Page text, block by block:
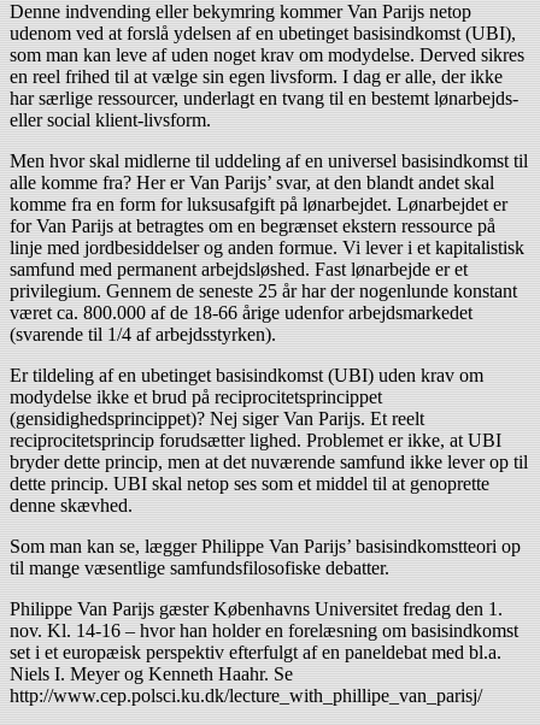
Denne indvending eller bekymring kommer Van Parijs netop
udenom ved at forslå ydelsen af en ubetinget basisindkomst (UBI),
som man kan leve af uden noget krav om modydelse. Derved sikres
en reel frihed til at vælge sin egen livsform. I dag er alle, der ikke
har særlige ressourcer, underlagt en tvang til en bestemt lønarbejds-
eller social klient-livsform.
Men hvor skal midlerne til uddeling af en universel basisindkomst til
alle komme fra? Her er Van Parijs’ svar, at den blandt andet skal
komme fra en form for luksusafgift på lønarbejdet. Lønarbejdet er
for Van Parijs at betragtes om en begrænset ekstern ressource på
linje med jordbesiddelser og anden formue. Vi lever i et kapitalistisk
samfund med permanent arbejdsløshed. Fast lønarbejde er et
privilegium. Gennem de seneste 25 år har der nogenlunde konstant
været ca. 800.000 af de 18-66 årige udenfor arbejdsmarkedet
(svarende til 1/4 af arbejdsstyrken).
Er tildeling af en ubetinget basisindkomst (UBI) uden krav om
modydelse ikke et brud på reciprocitetsprincippet
(gensidighedsprincippet)? Nej siger Van Parijs. Et reelt
reciprocitetsprincip forudsætter lighed. Problemet er ikke, at UBI
bryder dette princip, men at det nuværende samfund ikke lever op til
dette princip. UBI skal netop ses som et middel til at genoprette
denne skævhed.
Som man kan se, lægger Philippe Van Parijs’ basisindkomstteori op
til mange væsentlige samfundsfilosofiske debatter.
Philippe Van Parijs gæster Københavns Universitet fredag den 1.
nov. Kl. 14-16 – hvor han holder en forelæsning om basisindkomst
set i et europæisk perspektiv efterfulgt af en paneldebat med bl.a.
Niels I. Meyer og Kenneth Haahr. Se
http://www.cep.polsci.ku.dk/lecture_with_phillipe_van_parisj/